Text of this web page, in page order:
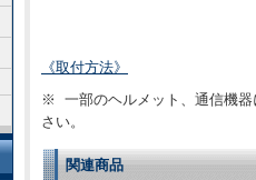
《取付方法》
※ 一部のヘルメット、通信機器
さい。
関連商品